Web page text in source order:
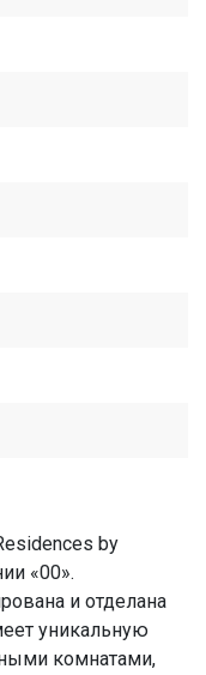
by
«00».
и отделана
уникальную
комнатами,